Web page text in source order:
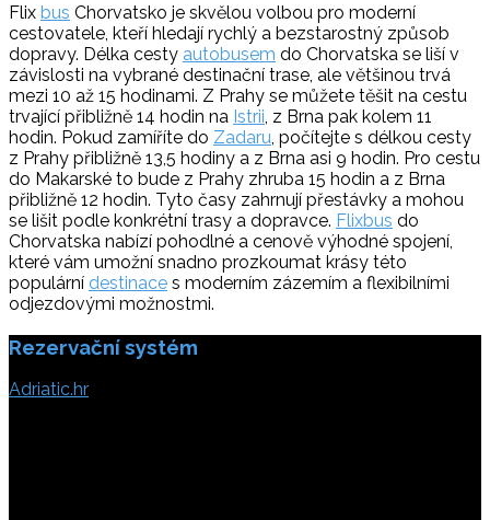
Flix bus Chorvatsko je skvělou volbou pro moderní
cestovatele, kteří hledají rychlý a bezstarostný způsob
dopravy. Délka cesty autobusem do Chorvatska se liší v
závislosti na vybrané destinační trase, ale většinou trvá
mezi 10 až 15 hodinami. Z Prahy se můžete těšit na cestu
trvající přibližně 14 hodin na Istrii, z Brna pak kolem 11
hodin. Pokud zamíříte do Zadaru, počítejte s délkou cesty
z Prahy přibližně 13,5 hodiny a z Brna asi 9 hodin. Pro cestu
do Makarské to bude z Prahy zhruba 15 hodin a z Brna
přibližně 12 hodin. Tyto časy zahrnují přestávky a mohou
se lišit podle konkrétní trasy a dopravce. Flixbus do
Chorvatska nabízí pohodlné a cenově výhodné spojení,
které vám umožní snadno prozkoumat krásy této
populární destinace s moderním zázemím a flexibilními
odjezdovými možnostmi.
Rezervační systém
Adriatic.hr